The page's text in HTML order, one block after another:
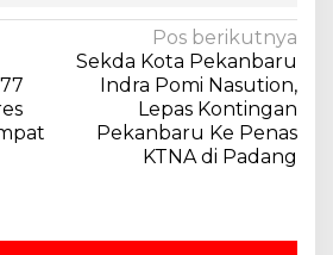
Pos berikutnya
Sekda Kota Pekanbaru
Indra Pomi Nasution,
Lepas Kontingan
Pekanbaru Ke Penas
KTNA di Padang